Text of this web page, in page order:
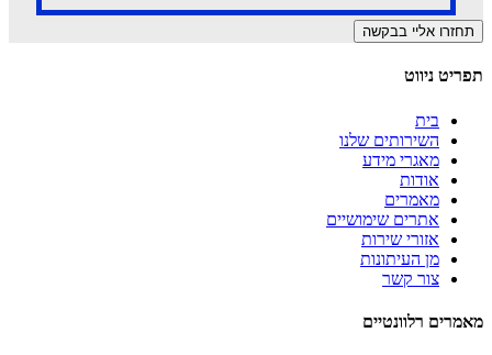
תפריט ניווט
בית
השירותים שלנו
מאגרי מידע
אודות
מאמרים
אתרים שימושיים
אזורי שירות
מן העיתונות
צור קשר
מאמרים רלוונטיים